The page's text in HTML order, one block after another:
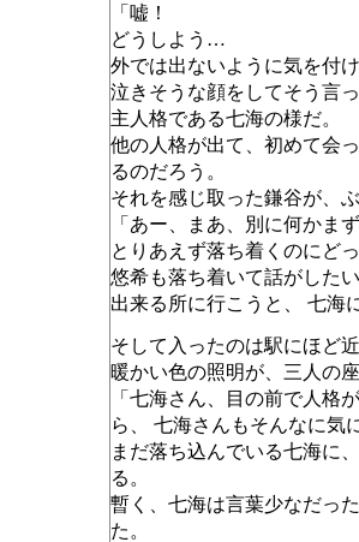
「嘘！
どうしよう…
外では出ないように気を付
泣きそうな顔をしてそう言
主人格である七海の様だ。
他の人格が出て、初めて会
るのだろう。
それを感じ取った鎌谷が、
「あー、まあ、別に何かま
とりあえず落ち着くのにど
悠希も落ち着いて話がした
出来る所に行こうと、 七海
そして入ったのは駅にほど
暖かい色の照明が、三人の
「七海さん、目の前で人格
ら、 七海さんもそんなに
まだ落ち込んでいる七海に
る。
暫く、七海は言葉少なだっ
た。